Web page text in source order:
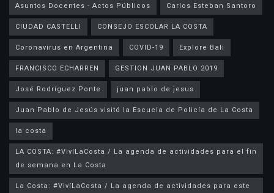
Asuntos Docentes - Actos Públicos
Carlos Esteban Santoro
CIUDAD CASTELLI
CONSEJO ESCOLAR LA COSTA
Coronavirus en Argentina
COVID-19
Explore Bali
FRANCISCO ECHARREN
GESTION JUAN PABLO 2019
José Rodríguez Ponte
juan pablo de jesus
la costa
LA COSTA: #VivíLaCosta / La agenda de actividades para el fin
de semana en La Costa
La Costa: #VivíLaCosta / La agenda de actividades para este